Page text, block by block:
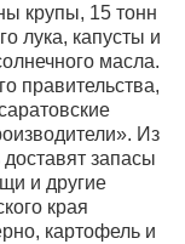
крупы, 15 тонн
лука, капусты и
масла.
правительства,
Из
запасы
и другие
края
картофель и